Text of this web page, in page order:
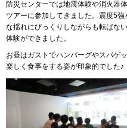
防災センターでは地震体験や消火器
ツアーに参加してきました。震度5
な揺れにびっくりしながらも転ばな
体験ができました。
お昼はガストでハンバーグやスパゲ
楽しく食事をする姿が印象的でした♪